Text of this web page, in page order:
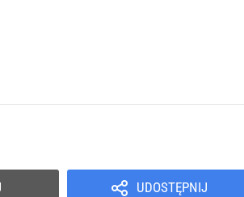
UDOSTĘPNIJ